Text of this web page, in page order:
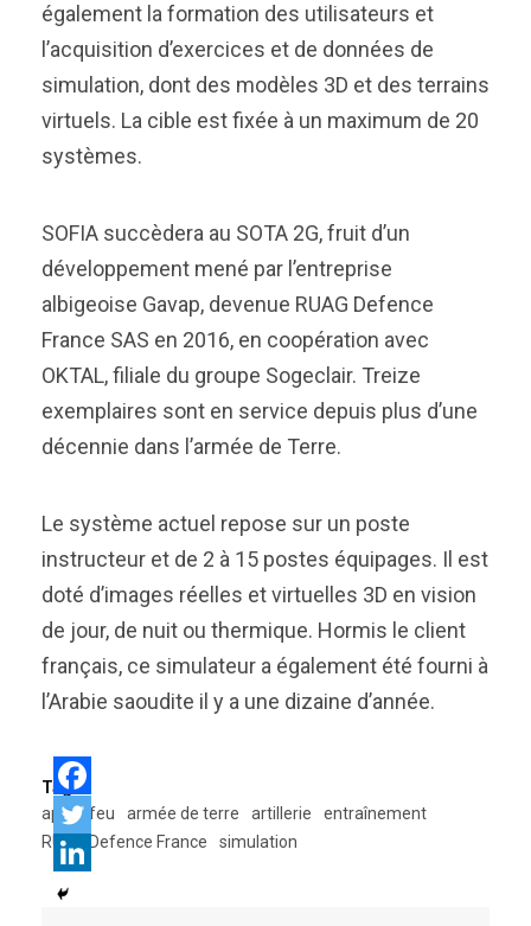
également la formation des utilisateurs et
l’acquisition d’exercices et de données de
simulation, dont des modèles 3D et des terrains
virtuels. La cible est fixée à un maximum de 20
systèmes.
SOFIA succèdera au SOTA 2G, fruit d’un
développement mené par l’entreprise
albigeoise Gavap, devenue RUAG Defence
France SAS en 2016, en coopération avec
OKTAL, filiale du groupe Sogeclair. Treize
exemplaires sont en service depuis plus d’une
décennie dans l’armée de Terre.
Le système actuel repose sur un poste
instructeur et de 2 à 15 postes équipages. Il est
doté d’images réelles et virtuelles 3D en vision
de jour, de nuit ou thermique. Hormis le client
français, ce simulateur a également été fourni à
l’Arabie saoudite il y a une dizaine d’année.
Tags:
appui-feu
armée de terre artillerie
entraînement
RUAG Defence France
simulation